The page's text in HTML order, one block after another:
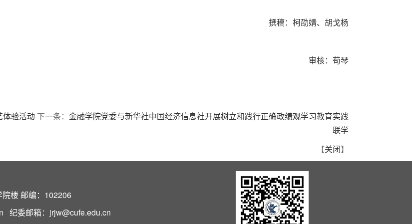
撰稿：柯劭婧、胡戈杨
审核：苟琴
体验活动 下一条： 金融学院党委与新华社中国经济信息社开展树立和践行正确政绩观学习教育实践
联学
【关闭】
楼 邮编：102206
纪委邮箱：jrjw@cufe.edu.cn